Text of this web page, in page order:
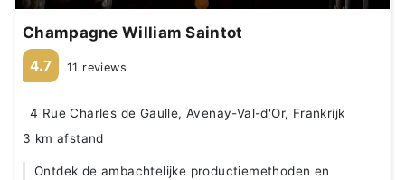
Champagne William Saintot
4.7 11 reviews
4 Rue Charles de Gaulle, Avenay-Val-d'Or, Frankrijk
3 km afstand
Ontdek de ambachtelijke productiemethoden en